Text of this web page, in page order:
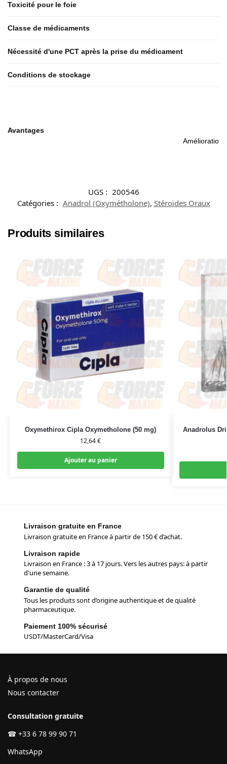
Toxicité pour le foie
Classe de médicaments
Nécessité d'une PCT après la prise du médicament
Conditions de stockage
Avantages
Amélioration
UGS : 200546
Catégories : Anadrol (Oxymétholone), Stéroïdes Oraux
Produits similaires
Oxymethirox Cipla Oxymetholone (50 mg)
12,64€
Ajouter au panier
Anadrolus
Livraison gratuite en France
Livraison gratuite en France à partir de 150 € d’achat.
Livraison rapide
Livraison en France : 3 à 17 jours. Vers les autres pays: à partir
d'une semaine.
Garantie de qualité
Tous les produits sont d’origine authentique et de qualité
pharmaceutique.
Paiement 100% sécurisé
USDT/MasterCard/Visa
À propos de nous
Nous contacter
Consultation gratuite
☎ +33 6 78 99 90 71
WhatsApp